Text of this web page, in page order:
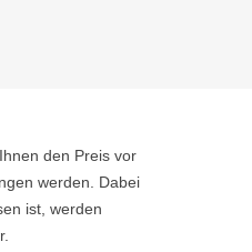
den Preis vor
werden. Dabei
ist, werden